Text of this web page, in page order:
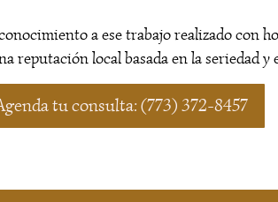
a ese trabajo realizado con
reputación local basada en la seriedad y
tu consulta: (773) 372-8457